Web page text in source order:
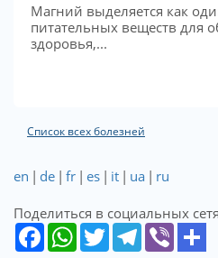
Магний выделяется как
питательных веществ для
здоровья,...
Список всех болезней
en | de | fr | es | it | ua | ru
Поделиться в социальных